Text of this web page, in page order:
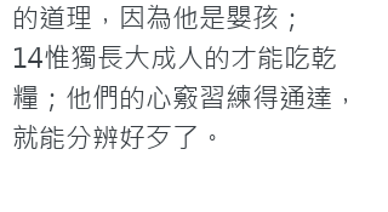
的道理，因為他是嬰孩；
14惟獨長大成人的才能吃乾
糧；他們的心竅習練得通達，
就能分辨好歹了。